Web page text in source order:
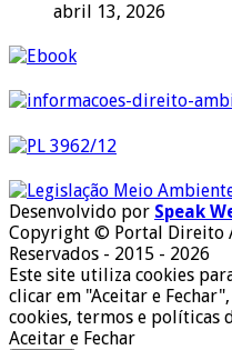
abril 13, 2026
Desenvolvido por Speak
Copyright © Portal Direito
Reservados - 2015 - 2026
Este site utiliza cookies
clicar em "Aceitar e
cookies, termos e políticas
Aceitar e Fechar